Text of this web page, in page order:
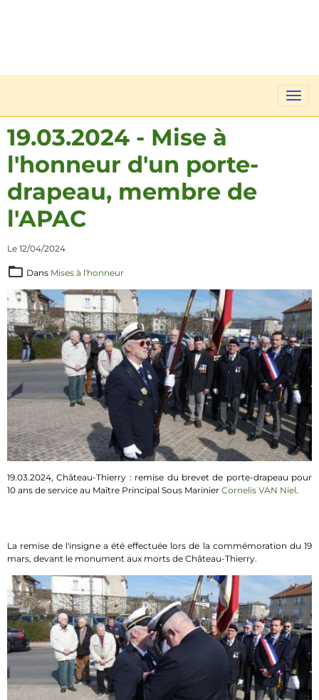
19.03.2024 - Mise à
l'honneur d'un porte-
drapeau, membre de
l'APAC
Le 12/04/2024
Dans Mises à l'honneur
19.03.2024, Château-Thierry : remise du brevet de porte-drapeau pour
10 ans de service au Maître Principal Sous Marinier Cornelis VAN Niel.
La remise de l'insigne a été effectuée lors de la commémoration du 19
mars, devant le monument aux morts de Château-Thierry.